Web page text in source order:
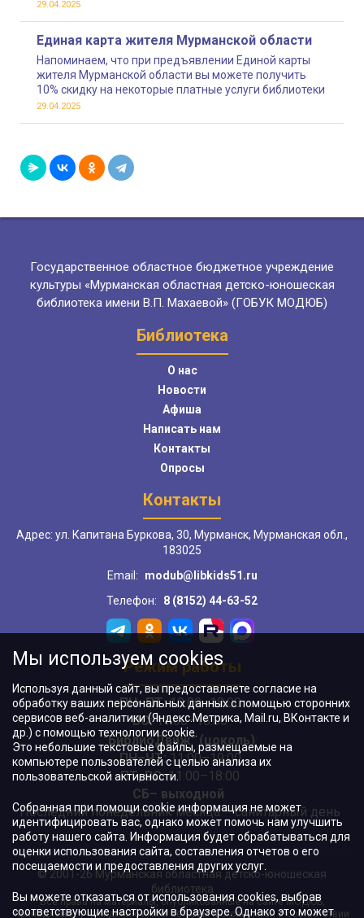
29.04.2025
Единая карта жителя Мурманской области
Напоминаем, что при предъявлении Единой карты
жителя Мурманской области вы можете получить
10% скидку на некоторые платные услуги библиотеки
29.04.2025
Государственное областное бюджетное учреждение
культуры «Мурманская областная детско-юношеская
библиотека имени В.П. Махаевой» (ГОБУК МОДЮБ)
Библиотека
О нас
Новости
Афиша
Написать нам
Контакты
Опросы
Контакты
Адрес: ул. Капитана Буркова, 30, Мурманск, Мурманская обл.,
183025
Email:
modub@libkids51.ru
Телефон:
8 (8152) 44-63-52
Режим работы
ПН–ПТ:10:00–18:00
ВС:11:00–18:00
"БиблиоДвиж" (цоколь):
ПН–ЧТ:11:00–19:00
ПТ, ВС:11:00–18:00
СБ– выходной
Последний понедельник месяца – санитарный день
© 2001-26 Мурманская областная детско-юношеская
библиотека
Все права на материалы, опубликованные на сайте МОДЮБ,
принадлежат учреждению и/или авторам и охраняются в соответствии
Мы используем cookies
Используя данный сайт, вы предоставляете согласие на
обработку ваших персональных данных с помощью сторонних
сервисов веб-аналитики (Яндекс.Метрика, Mail.ru, ВКонтакте и
др.) с помощью технологии cookie.
Это небольшие текстовые файлы, размещаемые на
компьютере пользователей с целью анализа их
пользовательской активности.
Собранная при помощи cookie информация не может
идентифицировать вас, однако может помочь нам улучшить
работу нашего сайта. Информация будет обрабатываться для
оценки использования сайта, составления отчетов о его
посещаемости и предоставления других услуг.
Вы можете отказаться от использования cookies, выбрав
соответствующие настройки в браузере. Однако это может